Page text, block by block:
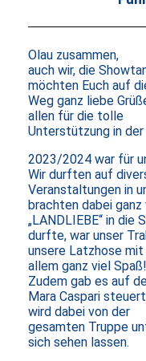
Olau zusammen,
auch wir, die
möchten Euch auf
Weg ganz liebe
allen für die tolle
Unterstützung in
2023/2024 war für
Wir durften auf
Veranstaltungen in
brachten dabei ganz
„LANDLIEBE“ in die
durfte, war unser
unsere Latzhose
allem ganz viel Spaß!
Zudem gab es auf
Mara Caspari
wird dabei von der
gesamten Truppe
sich sehen lassen.